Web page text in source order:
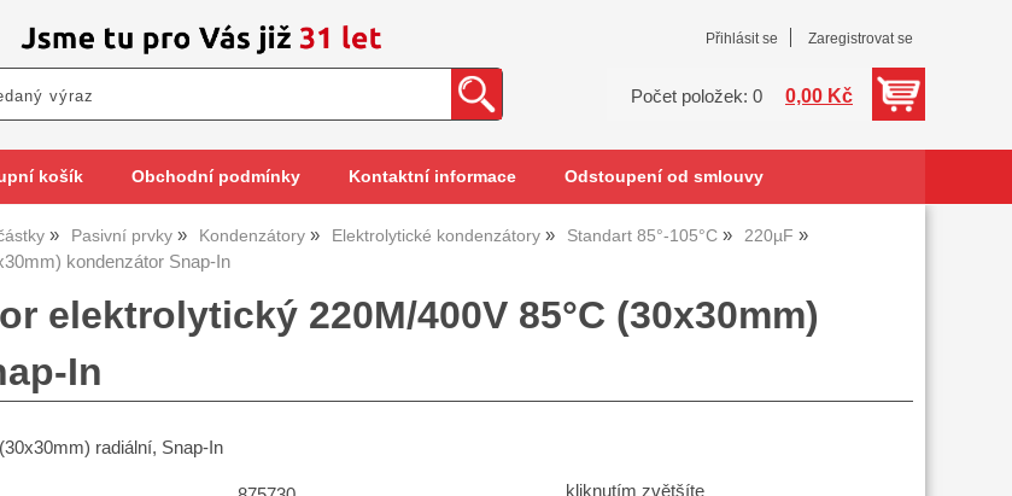
Přihlásit se Zaregistrovat se
Počet položek: 0 0,00 Kč
košík Obchodní podmínky Kontaktní informace Odstoupení od smlouvy
Pasivní prvky Kondenzátory Elektrolytické kondenzátory Standart 85°-105°C 220µF
kondenzátor Snap-In
elektrolytický 220M/400V 85°C (30x30mm)
In
radiální, Snap-In
kliknutím zvětšíte